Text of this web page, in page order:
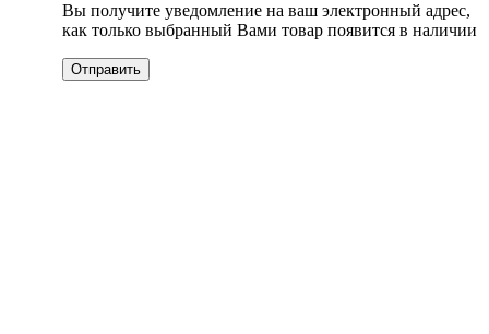
Вы получите уведомление на ваш электронный адрес,
как только выбранный Вами товар появится в наличии